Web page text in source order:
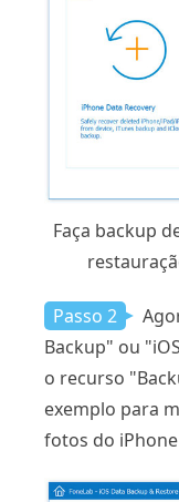
Faça backup
Passo 2
Backup" ou
o recurso
exemplo para
fotos do